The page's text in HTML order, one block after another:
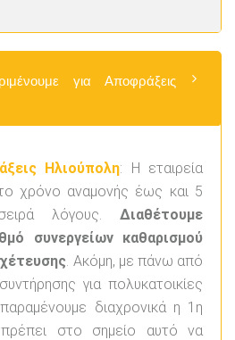
για Αποφράξεις
Ηλιούπολη: Η εταιρεία
χρόνο αναμονής έως και 5
λόγους. Διαθέτουμε
συνεργείων καθαρισμού
. Ακόμη, με πάνω από
για πολυκατοικίες
διαχρονικά η 1η
στο σημείο αυτό να